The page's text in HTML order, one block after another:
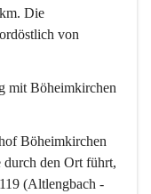
Die
von
mit Böheimkirchen
Böheimkirchen
durch den Ort führt,
(Altlengbach -